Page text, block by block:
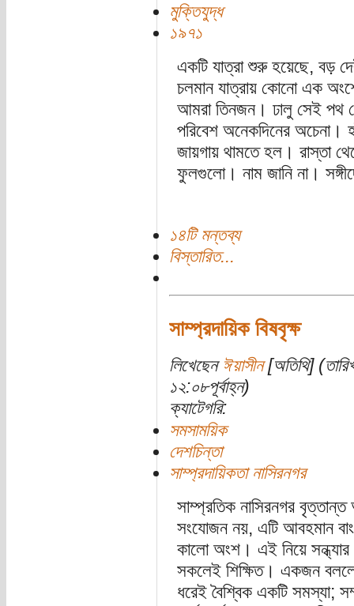
মুক্তিযুদ্ধ
১৯৭১
একটি যাত্রা শুরু হয়েছে, বড়
চলমান যাত্রায় কোনো এক
আমরা তিনজন। ঢালু সেই পথ
পরিবেশ অনেকদিনের
জায়গায় থামতে হল। রাস্তা
ফুলগুলো। নাম জানি না।
১৪টি মন্তব্য
বিস্তারিত...
সাম্প্রদায়িক বিষবৃক্ষ
লিখেছেন ঈয়াসীন[অতিথি]
১২:০৮পূর্বাহ্ন)
ক্যাটেগরি:
সমসাময়িক
দেশচিন্তা
সাম্প্রদায়িকতা নাসিরনগর
সাম্প্রতিক নাসিরনগর
সংযোজন নয়, এটি আবহমান
কালো অংশ। এই নিয়ে সন্ধ্যার
সকলেই শিক্ষিত। একজন
ধরেই বৈশ্বিক একটি সমস্যা;